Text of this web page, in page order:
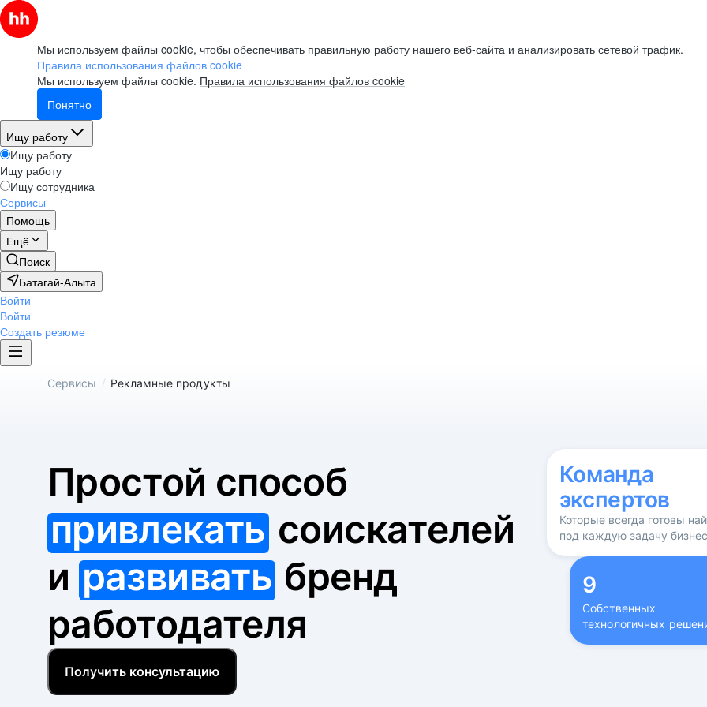
Мы используем файлы cookie, чтобы обеспечивать правильную работу нашего веб-сайта и анализировать сетевой трафик.
Правила использования файлов cookie
Мы используем файлы cookie. Правила использования файлов cookie
Понятно
Ищу работу
Ищу работу
Ищу работу
Ищу сотрудника
Сервисы
Помощь
Ещё
Поиск
Батагай-Алыта
Войти
Войти
Создать резюме
Сервисы / Рекламные продукты
Простой способ
привлекатьсоискателей
и развивать бренд
работодателя
Получить консультацию
Команда
экспертов
Которые всегда готовы
под каждую задачу
9
Собственных
технологичных